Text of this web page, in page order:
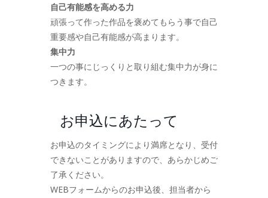
自己有能感を高める力
頑張って作った作品を褒めてもらう事で自己
重要感や自己有能感が高まります。
集中力
一つの事にじっくりと取り組む集中力が身に
つきます。
お申込にあたって
お申込のタイミングにより満席となり、受付
できないことがありますので、あらかじめご
了承ください。
WEBフォームからのお申込後、担当者から